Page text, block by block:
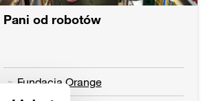
Pani od robotów
Fundacja Orange